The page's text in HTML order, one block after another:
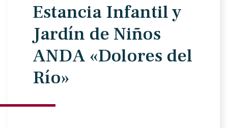
Estancia Infantil y
Jardín de Niños
ANDA «Dolores del
Río»